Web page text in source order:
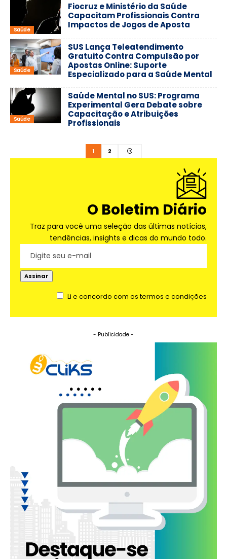
Saúde
Fiocruz e Ministério da Saúde
Capacitam Profissionais Contra
Impactos de Jogos de Aposta
Saúde
SUS Lança Teleatendimento
Gratuito Contra Compulsão por
Apostas Online: Suporte
Especializado para a Saúde Mental
Saúde
Saúde Mental no SUS: Programa
Experimental Gera Debate sobre
Capacitação e Atribuições
Profissionais
1 2
O Boletim Diário
Traz para você uma seleção das últimas notícias,
tendências, insights e dicas do mundo todo.
Li e concordo com os termos e condições
- Publicidade -